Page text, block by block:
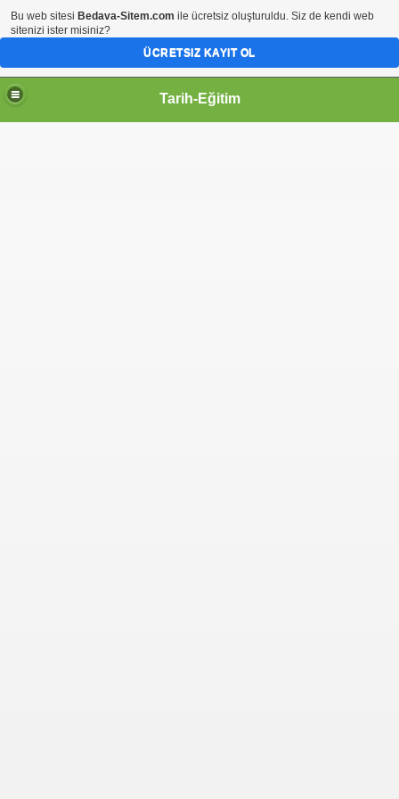
Tarih-Eğitim
Bu web sitesi Bedava-Sitem.com ile ücretsiz oluşturuldu. Siz de kendi web
sitenizi ister misiniz?
ÜCRETSIZ KAYIT OL